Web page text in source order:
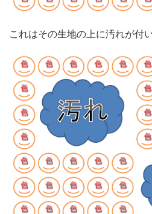
これはその生地の上に汚れが付